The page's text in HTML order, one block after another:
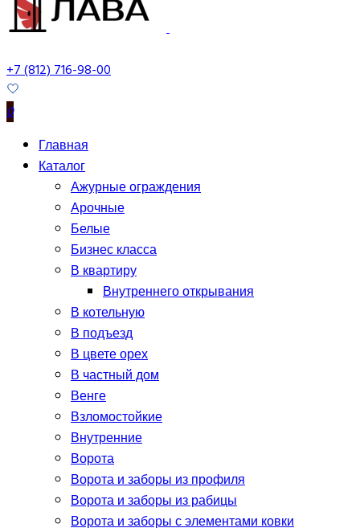
+7 (812) 716-98-00
0
Главная
Каталог
Ажурные ограждения
Арочные
Белые
Бизнес класса
В квартиру
Внутреннего открывания
В котельную
В подъезд
В цвете орех
В частный дом
Венге
Взломостойкие
Внутренние
Ворота
Ворота и заборы из профиля
Ворота и заборы из рабицы
Ворота и заборы с элементами ковки